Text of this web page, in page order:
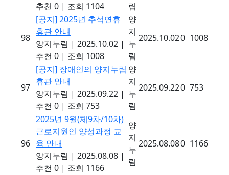
추천 0 | 조회 1104
림
98
[공지] 2025년 추석연휴
휴관 안내
양지누림 | 2025.10.02 |
추천 0 | 조회 1008
양
지
누
림
2025.10.020 1008
97
[공지] 장애인의 양지누림
휴관 안내
양지누림 | 2025.09.22 |
추천 0 | 조회 753
양
지
누
림
2025.09.220 753
96
2025년 9월(제9차/10차)
근로지원인 양성과정 교
육 안내
양지누림 | 2025.08.08 |
추천 0 | 조회 1166
양
지
누
림
2025.08.080 1166